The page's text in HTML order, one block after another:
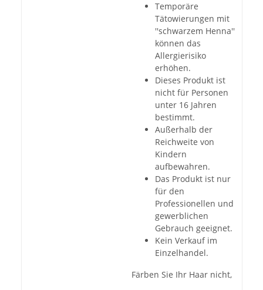
Temporäre
Tätowierungen mit
''schwarzem Henna''
können das
Allergierisiko
erhöhen.
Dieses Produkt ist
nicht für Personen
unter 16 Jahren
bestimmt.
Außerhalb der
Reichweite von
Kindern
aufbewahren.
Das Produkt ist nur
für den
Professionellen und
gewerblichen
Gebrauch geeignet.
Kein Verkauf im
Einzelhandel.
Färben Sie Ihr Haar nicht,